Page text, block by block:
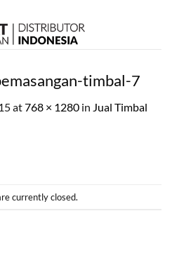
timbal-7
at768 × 1280 in Jual Timbal
currently closed.